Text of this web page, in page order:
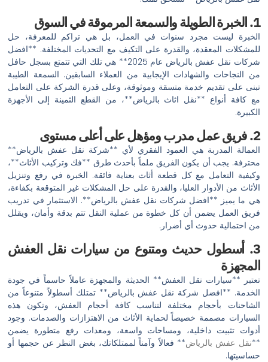
1. الخبرة الطويلة والسمعة المرموقة في السوق
الخبرة ليست مجرد سنوات في العمل، بل هي تراكم للمعرفة، حل
للمشكلات المعقدة، والقدرة على التكيف مع التحديات المختلفة. **افضل
شركات نقل عفش بالرياض عام 2025** هي تلك التي تتمتع بسجل حافل
من النجاحات والشهادات الإيجابية من العملاء السابقين. السمعة الطيبة
تبنى على تقديم خدمة متسقة وموثوقة، وعلى قدرة الشركة على التعامل
مع كافة أنواع **نقل اثاث بالرياض**، من القطع الثمينة إلى الأجهزة
الكبيرة.
2. فريق عمل مدرب ومؤهل على أعلى مستوى
العمالة المدربة هي العمود الفقري لأي **شركة نقل عفش بالرياض**
محترفة. يجب أن يكون الفريق ملماً بأحدث طرق **فك وتركيب الأثاث**،
وكيفية التعامل مع كل قطعة أثاث بعناية فائقة. الخبرة في رفع وتنزيل
الأثاث من الأدوار العليا، والقدرة على حل المشكلات غير المتوقعة بكفاءة،
هي ما يميز **افضل شركات نقل عفش بالرياض**. الاستثمار في تدريب
فريق العمل يضمن أن كل خطوة من عملية النقل تتم بدقة وأمان، ويقلل
من احتمالية حدوث أي أضرار.
3. أسطول حديث ومتنوع من سيارات نقل العفش
المجهزة
تعتبر **سيارات نقل العفش** الحديثة والمجهزة عاملاً حاسماً في جودة
الخدمة. **افضل شركة نقل عفش بالرياض** تمتلك أسطولاً متنوعاً من
الشاحنات بأحجام مختلفة لتناسب كافة أحجام العفش، وتكون هذه
السيارات مصممة خصيصاً لحماية الأثاث من الاهتزازات والصدمات. وجود
أدوات تثبيت داخلية، ومساحات واسعة، ومعدات رفع متطورة يضمن
**نقل عفش بالرياض** فعالاً وآمناً لممتلكاتك، بغض النظر عن حجمها أو
حساسيتها.